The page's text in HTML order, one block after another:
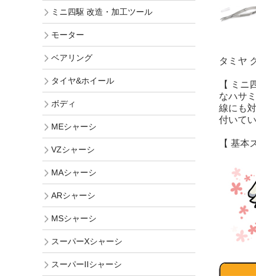
タミヤ
【 ミ
なハサ
線にも
付いてい
【 基
ミニ四駆 改造・加工ツール
モーター
ベアリング
タイヤ&ホイール
ボディ
MEシャーシ
VZシャーシ
MAシャーシ
ARシャーシ
MSシャーシ
スーパーXシャーシ
スーパーIIシャーシ